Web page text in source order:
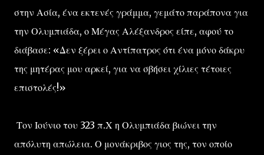
στην Ασία, ένα εκτενές γράμμα, γεμάτο παράπονα για
την Ολυμπιάδα, ο Μέγας Αλέξανδρος είπε, αφού το
διάβασε: «Δεν ξέρει ο Αντίπατρος ότι ένα μόνο δάκρυ
της μητέρας μου αρκεί, για να σβήσει χίλιες τέτοιες
επιστολές!»
Τον Ιούνιο του 323 π.Χ η Ολυμπιάδα βιώνει την
απόλυτη απώλεια. Ο μονάκριβος γιος της, τον οποίο